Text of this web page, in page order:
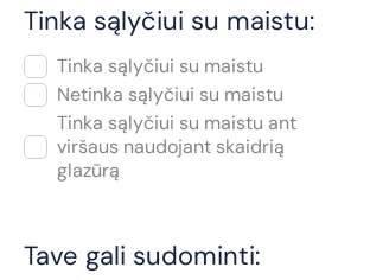
Tinka sąlyčiui su maistu:
Tinka sąlyčiui su maistu
Netinka sąlyčiui su maistu
Tinka sąlyčiui su maistu ant
viršaus naudojant skaidrią
glazūrą
Tave gali sudominti: